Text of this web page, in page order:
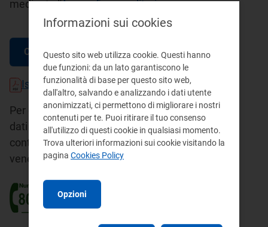
mediante l'Anagrafica venditori.
Compilazione moduli
Istruzioni per la compilazione
Per eventuale supporto tecnico sulla raccolta
dati e sull'Anagrafica Operatori, è possibile
contattare il numero verde attivo dal lunedì al
venerdì dalle 8.00 alle 20.00.
Informazioni sui cookies
Questo sito web utilizza cookie. Questi hanno
due funzioni: da un lato garantiscono le
funzionalità di base per questo sito web,
dall'altro, salvando e analizzando i dati utente
anonimizzati, ci permettono di migliorare i nostri
contenuti per te. Puoi ritirare il tuo consenso
all'utilizzo di questi cookie in qualsiasi momento.
Trova ulteriori informazioni sui cookie visitando la
pagina Cookies Policy
Opzioni